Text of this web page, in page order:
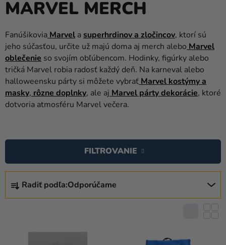
a
Svadba
Párty
Výzdoba
a
doplnky
kostýmy a
Oblečenie
Pečenie
Darčeky
MARVEL MERCH
Fanúšikovia Marvel asuperhrdinov a zločincov, ktorí sú
jeho súčasťou, určite už majú doma aj merch alebo Marvel
oblečenie so svojím obľúbencom. Hodinky, figúrky alebo
tričká Marvel robia radosť každý deň. Na karneval alebo
halloweensku párty si môžete vybrať Marvel kostýmy a
masky, rôzne doplnky, ale aj Marvel párty dekorácie, ktoré
dotvoria atmosféru Marvel večera.
A
D
Radiť podľa:Odporúčame
FILTROVANIE
Ý
P
I
S
P